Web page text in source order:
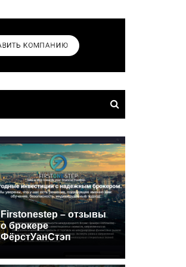
Firstonestep – отзывы
о брокере
ФёрстУанСтэп